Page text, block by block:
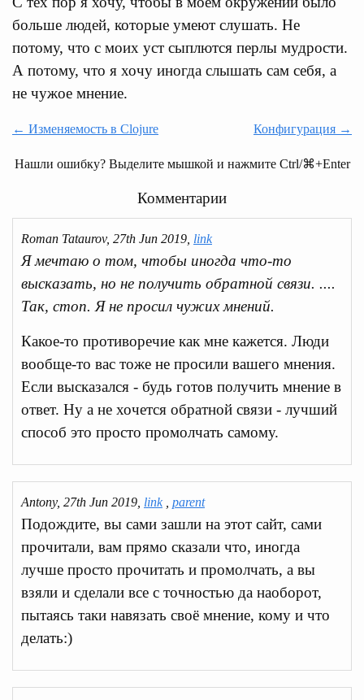
больше людей, которые умеют слушать. Не
потому, что с моих уст сыплются перлы мудрости.
А потому, что я хочу иногда слышать сам себя, а
не чужое мнение.
← Изменяемость в Clojure Конфигурация →
Нашли ошибку? Выделите мышкой и нажмите Ctrl/⌘+Enter
Комментарии
Roman Tataurov, 27th Jun 2019, link
Я мечтаю о том, чтобы иногда что-то
высказать, но не получить обратной связи. ....
Так, стоп. Я не просил чужих мнений.
Какое-то противоречие как мне кажется. Люди
вообще-то вас тоже не просили вашего мнения.
Если высказался - будь готов получить мнение в
ответ. Ну а не хочется обратной связи - лучший
способ это просто промолчать самому.
Antony, 27th Jun 2019, link, parent
Подождите, вы сами зашли на этот сайт, сами
прочитали, вам прямо сказали что, иногда
лучше просто прочитать и промолчать, а вы
взяли и сделали все с точностью да наоборот,
пытаясь таки навязать своё мнение, кому и что
делать:)